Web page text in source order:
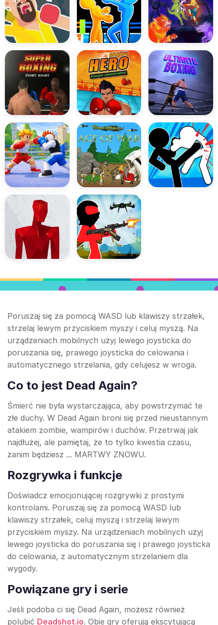
Poruszaj się za pomocą WASD lub klawiszy strzałek,
strzelaj lewym przyciskiem myszy i celuj myszą. Na
urządzeniach mobilnych użyj lewego joysticka do
poruszania się, prawego joysticka do celowania i
automatycznego strzelania, gdy celujesz w wroga.
Co to jest Dead Again?
Śmierć nie była wystarczająca, aby powstrzymać te
złe duchy. W Dead Again broni się przed nieustannym
atakiem zombie, wampirów i duchów. Przetrwaj jak
najdłużej, ale pamiętaj, że to tylko kwestia czasu,
zanim będziesz ... MARTWY ZNOWU.
Rozgrywka i funkcje
Doświadcz emocjonującej rozgrywki z prostymi
kontrolami. Poruszaj się za pomocą WASD lub
klawiszy strzałek, celuj myszą i strzelaj lewym
przyciskiem myszy. Na urządzeniach mobilnych użyj
lewego joysticka do poruszania się i prawego joysticka
do celowania, z automatycznym strzelaniem dla
wygody.
Powiązane gry i serie
Jeśli podoba ci się Dead Again, możesz również
polubić Deadshot.io. Obie gry oferują ekscytującą